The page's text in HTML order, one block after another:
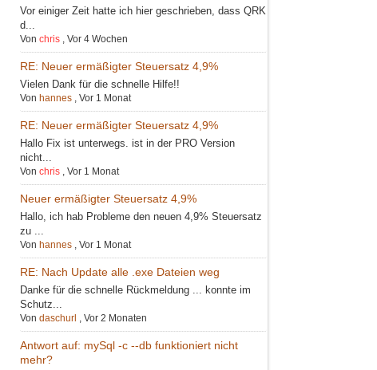
Vor einiger Zeit hatte ich hier geschrieben, dass QRK
d...
Vonchris ,Vor 4 Wochen
RE: Neuer ermäßigter Steuersatz 4,9%
Vielen Dank für die schnelle Hilfe!!
Von hannes ,Vor 1 Monat
RE: Neuer ermäßigter Steuersatz 4,9%
Hallo Fix ist unterwegs. ist in der PRO Version
nicht...
Vonchris ,Vor 1 Monat
Neuer ermäßigter Steuersatz 4,9%
Hallo, ich hab Probleme den neuen 4,9% Steuersatz
zu ...
Von hannes ,Vor 1 Monat
RE: Nach Update alle .exe Dateien weg
Danke für die schnelle Rückmeldung ... konnte im
Schutz...
Vondaschurl ,Vor 2 Monaten
Antwort auf: mySql -c --db funktioniert nicht
mehr?